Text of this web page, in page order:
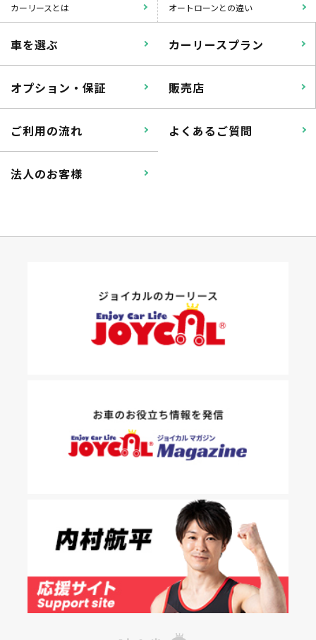
カーリースとは オートローンとの違い
車を選ぶ カーリースプラン
オプション・保証 販売店
ご利用の流れ よくあるご質問
法人のお客様